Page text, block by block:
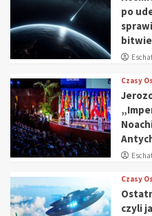
po
Czasy
Czasy
czyli